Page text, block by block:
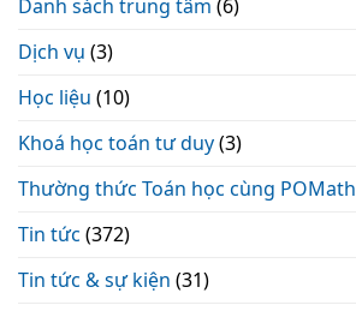
Danh sách trung tâm (6)
Dịch vụ (3)
Học liệu (10)
Khoá học toán tư duy(3)
Thường thức Toán học cùng POMath
Tin tức (372)
Tin tức & sự kiện (31)